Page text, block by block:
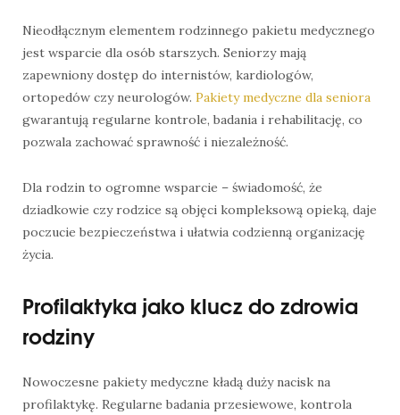
Nieodłącznym elementem rodzinnego pakietu medycznego
jest wsparcie dla osób starszych. Seniorzy mają
zapewniony dostęp do internistów, kardiologów,
ortopedów czy neurologów. Pakiety medyczne dla seniora
gwarantują regularne kontrole, badania i rehabilitację, co
pozwala zachować sprawność i niezależność.
Dla rodzin to ogromne wsparcie – świadomość, że
dziadkowie czy rodzice są objęci kompleksową opieką, daje
poczucie bezpieczeństwa i ułatwia codzienną organizację
życia.
Profilaktyka jako klucz do zdrowia
rodziny
Nowoczesne pakiety medyczne kładą duży nacisk na
profilaktykę. Regularne badania przesiewowe, kontrola